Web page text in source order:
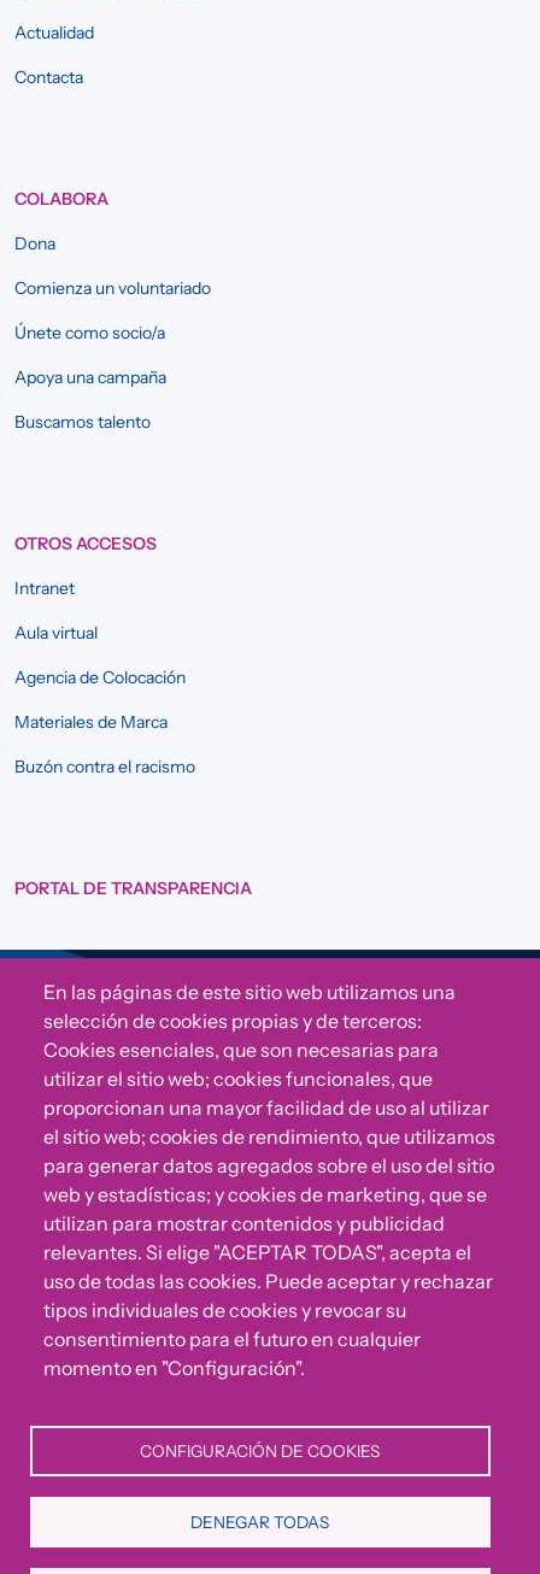
Actualidad
Contacta
COLABORA
Dona
Comienza un voluntariado
Únete como socio/a
Apoya una campaña
Buscamos talento
OTROS ACCESOS
Intranet
Aula virtual
Agencia de Colocación
Materiales de Marca
Buzón contra el racismo
PORTAL DE TRANSPARENCIA
Sigue a Comunidad CONVIVE
¿Algo no va bien?
Puedes reportar incumplimientos del Código Ético u
otras irregularidades que detectes en nuestra Fundación.
Canal de denuncias
En las páginas de este sitio web utilizamos una
selección de cookies propias y de terceros:
Cookies esenciales, que son necesarias para
utilizar el sitio web; cookies funcionales, que
proporcionan una mayor facilidad de uso al utilizar
el sitio web; cookies de rendimiento, que utilizamos
para generar datos agregados sobre el uso del sitio
web y estadísticas; y cookies de marketing, que se
utilizan para mostrar contenidos y publicidad
relevantes. Si elige "ACEPTAR TODAS", acepta el
uso de todas las cookies. Puede aceptar y rechazar
tipos individuales de cookies y revocar su
consentimiento para el futuro en cualquier
momento en "Configuración".
CONFIGURACIÓN DE COOKIES
DENEGAR TODAS